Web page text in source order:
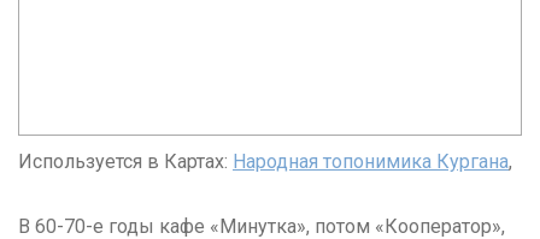
Используется в Картах: Народная топонимика Кургана,
В 60-70-е годы кафе «Минутка», потом «Кооператор»,